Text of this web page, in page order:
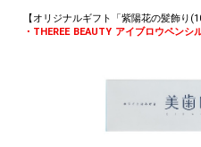
【オリジナルギフト「紫陽花の髪飾り
・THEREE BEAUTY アイブロウペンシ